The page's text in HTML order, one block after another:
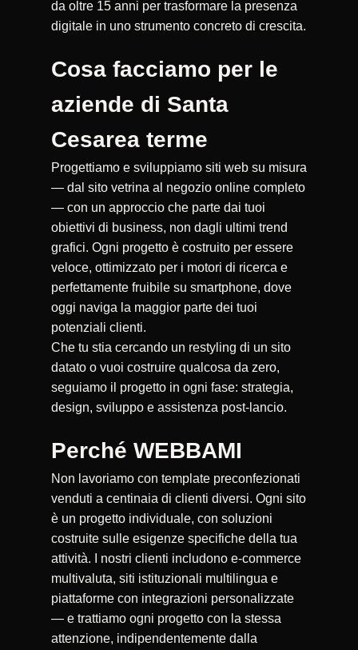
da oltre 15 anni per trasformare la presenza
digitale in uno strumento concreto di crescita.
Cosa facciamo per le
aziende di Santa
Cesarea terme
Progettiamo e sviluppiamo siti web su misura
— dal sito vetrina al negozio online completo
— con un approccio che parte dai tuoi
obiettivi di business, non dagli ultimi trend
grafici. Ogni progetto è costruito per essere
veloce, ottimizzato per i motori di ricerca e
perfettamente fruibile su smartphone, dove
oggi naviga la maggior parte dei tuoi
potenziali clienti.
Che tu stia cercando un restyling di un sito
datato o vuoi costruire qualcosa da zero,
seguiamo il progetto in ogni fase: strategia,
design, sviluppo e assistenza post-lancio.
Perché WEBBAMI
Non lavoriamo con template preconfezionati
venduti a centinaia di clienti diversi. Ogni sito
è un progetto individuale, con soluzioni
costruite sulle esigenze specifiche della tua
attività. I nostri clienti includono e-commerce
multivaluta, siti istituzionali multilingua e
piattaforme con integrazioni personalizzate
— e trattiamo ogni progetto con la stessa
attenzione, indipendentemente dalla